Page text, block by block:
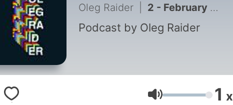
Oleg Raider 2 - February Podcast #3
Podcast by Oleg Raider
Volumen 1 x